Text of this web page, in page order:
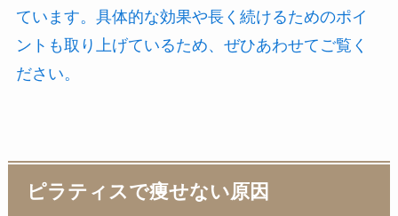
ています。具体的な効果や長く続けるためのポイ
ントも取り上げているため、ぜひあわせてご覧く
ださい。
ピラティスで痩せない原因